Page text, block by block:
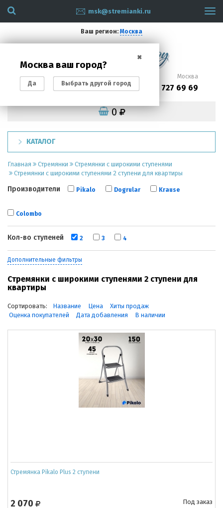
msk@stremianki.ru
Ваш регион: Москва
✖
Москва ваш город?
Да Выбрать другой город
Санкт-Петербург
(812) 200 87 93
Москва
(495) 727 69 69
0
КАТАЛОГ
Главная Стремянки
Стремянки с широкими ступенями
Стремянки с широкими ступенями 2 ступени для квартиры
Производители Pikalo Dogrular Krause
Colombo
Кол-во ступеней 2 3 4
Дополнительные фильтры
Стремянки с широкими ступенями 2 ступени для
квартиры
Сортировать: Название Цена
Хиты продаж
Оценка покупателей
Дата добавления В наличии
Стремянка Pikalo Plus 2 ступени
2 070 Под заказ